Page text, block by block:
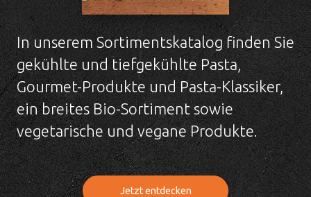
In unserem Sortimentskatalog finden Sie
gekühlte und tiefgekühlte Pasta,
Gourmet-Produkte und Pasta-Klassiker,
ein breites Bio-Sortiment sowie
vegetarische und vegane Produkte.
Jetzt entdecken